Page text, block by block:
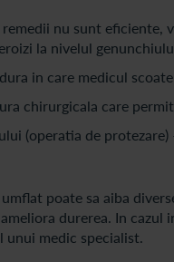
nu sunt eficiente,
la nivelul
in care medicul
chirurgicala care
(operatia de
poate sa aiba
durerea. In cazul
unui medic specialist.